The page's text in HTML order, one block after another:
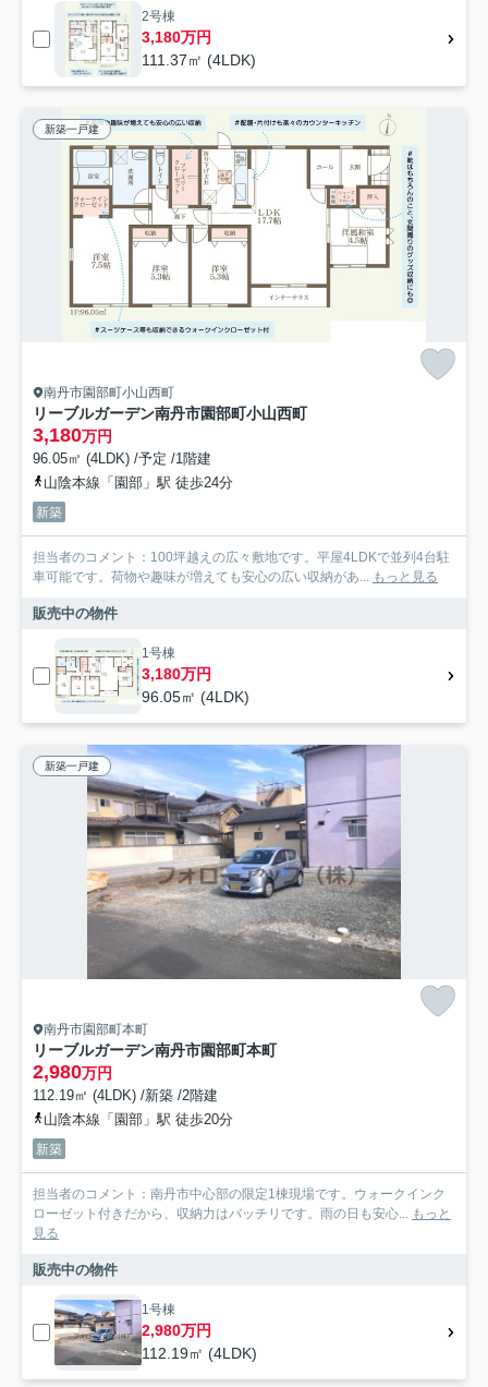
2号棟
3,180万円
111.37㎡ (4LDK)
新築一戸建
南丹市園部町小山西町
リーブルガーデン南丹市園部町小山西町
3,180万円
96.05㎡ (4LDK) /予定 /1階建
山陰本線「園部」駅 徒歩24分
新築
担当者のコメント：100坪越えの広々敷地です。平屋4LDKで並列4台駐
車可能です。荷物や趣味が増えても安心の広い収納があ... もっと見る
販売中の物件
1号棟
3,180万円
96.05㎡ (4LDK)
新築一戸建
南丹市園部町本町
リーブルガーデン南丹市園部町本町
2,980万円
112.19㎡ (4LDK) /新築 /2階建
山陰本線「園部」駅 徒歩20分
新築
担当者のコメント：南丹市中心部の限定1棟現場です。ウォークインク
ローゼット付きだから、収納力はバッチリです。雨の日も安心... もっと
見る
販売中の物件
1号棟
2,980万円
112.19㎡ (4LDK)